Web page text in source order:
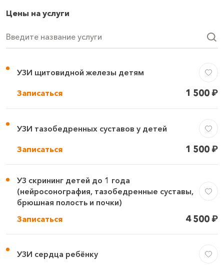
Цены на услуги
Введите название услуги
УЗИ щитовидной железы детям
1 500₽
Записаться
УЗИ тазобедренных суставов у детей
1 500₽
Записаться
УЗ скрининг детей до 1 года
(нейросонография, тазобедренные суставы,
брюшная полость и почки)
4 500₽
Записаться
УЗИ сердца ребёнку